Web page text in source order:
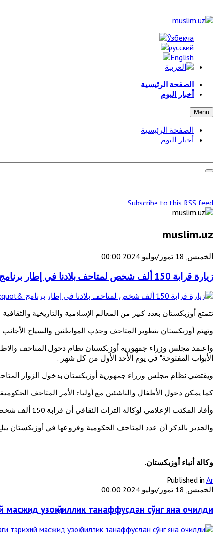
الصفحة الرئيسية
أخبار اليوم
Menu
الصفحة الرئيسية
أخبار اليوم
Subscribe to this RSS feed
muslim.uz
الخميس, 18 تموز/يوليو 2024 00:00
زيارة قرابة 150 ألف شخص لمتاحف بلادنا في إطار برنامج "الرحلة إلى الماضي"
تتمتع أوزبكستان بعدد كبير من المعالم الإسلامية والتاريخية
وتهتم أوزبكستان بتطوير المتاحف وجذب المواطنين والسياح الأجانب
الأبواب المفتوحة" في يوم الأحد الأول من كل شهر .
ويقتضي نظام مجلس وزراء جمهورية أوزبكستان بدخول الزوار
كما يمكن دخول الأطفال والناشئين مع أولياء الأمر المتاحف
وأفاد المكتب الإعلامي لوكالة التراث الثقافي أن قرابة 150 ألف شخص زاروا متاحف بلادنا خلال عام 2023 في إطار برنامج "الرحلة إلى الماضي".
والجدير بالذكر أن عدد المتاحف الحكومية وفروعها في أوزبكستان يبلغ 127 متحفا وفرعا ويصل عدد المتاحف غير الحكومية إلى 7 متاحف
وكالة أنباء أوزبكستان.
Published in Ar
الخميس, 18 تموز/يوليو 2024 00:00
масжид узоқ йиллик танаффусдан сўнг яна очилди